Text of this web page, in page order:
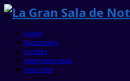
Home
Nacionales
Locales
Internacionales
Deportes